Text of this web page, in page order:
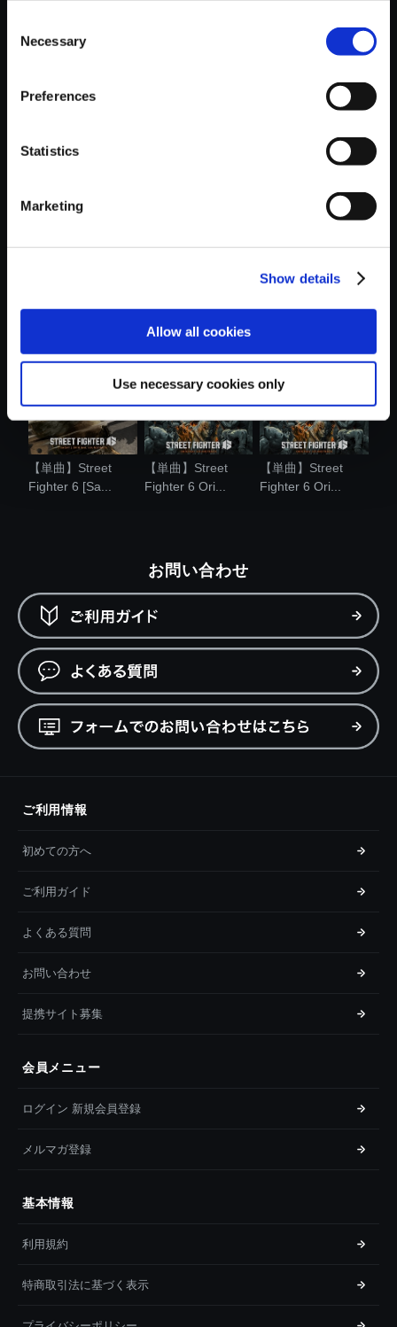
Selection
Necessary
Preferences
Statistics
Marketing
Show details
Allow all cookies
Use necessary cookies only
おすすめ商品
Fighter 6 Ori...
Fighter 6 Ori...
Fighter 6 Ori...
【単曲】Street
Fighter 6 [Sa...
【単曲】Street
Fighter 6 Ori...
【単曲】Street
Fighter 6 Ori...
お問い合わせ
ご利用情報
初めての方へ
ご利用ガイド
よくある質問
お問い合わせ
提携サイト募集
会員メニュー
ログイン 新規会員登録
メルマガ登録
基本情報
利用規約
特商取引法に基づく表示